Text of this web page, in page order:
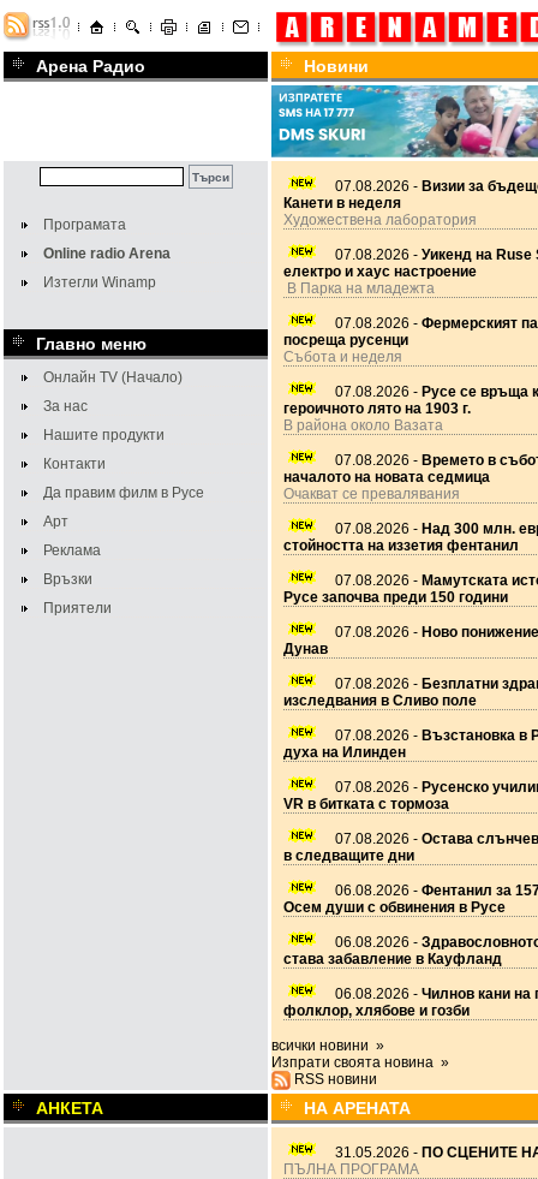
Арена Радио Новини
Програмата
Online radio Arena
Изтегли Winamp
Главно меню
Онлайн TV (Начало)
За нас
Нашите продукти
Контакти
Да правим филм в Русе
Арт
Реклама
Връзки
Приятели
07.08.2026 - Визии за
Канети в неделя
Художествена лаборатория
07.08.2026 - Уикенд на Ruse
електро и хаус настроение
В Парка на младежта
07.08.2026 - Фермерският
посреща русенци
Събота и неделя
07.08.2026 - Русе се връща
героичното лято на 1903 г.
В района около Вазата
07.08.2026 - Времето в
началото на новата седмица
Очакват се превалявания
07.08.2026 - Над 300 млн.
стойността на иззетия фентанил
07.08.2026 - Мамутската
Русе започва преди 150 години
07.08.2026 - Ново
Дунав
07.08.2026 - Безплатни
изследвания в Сливо поле
07.08.2026 - Възстановка в
духа на Илинден
07.08.2026 - Русенско
VR в битката с тормоза
07.08.2026 - Остава
в следващите дни
06.08.2026 - Фентанил за
Осем души с обвинения в Русе
06.08.2026 -
става забавление в Кауфланд
06.08.2026 - Чилнов кани на
фолклор, хлябове и гозби
всички новини »
Изпрати своята новина »
RSS новини
АНКЕТА НА АРЕНАТА
31.05.2026 - ПО СЦЕНИТЕ
ПЪЛНА ПРОГРАМА